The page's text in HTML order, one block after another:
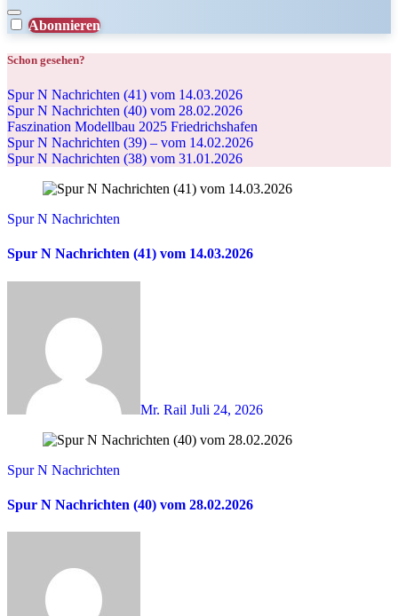
Abonnieren
Schon gesehen?
Spur N Nachrichten (41) vom 14.03.2026
Spur N Nachrichten (40) vom 28.02.2026
Faszination Modellbau 2025 Friedrichshafen
Spur N Nachrichten (39) – vom 14.02.2026
Spur N Nachrichten (38) vom 31.01.2026
Spur N Nachrichten
Spur N Nachrichten (41) vom 14.03.2026
Mr. Rail Juli 24, 2026
Spur N Nachrichten
Spur N Nachrichten (40) vom 28.02.2026